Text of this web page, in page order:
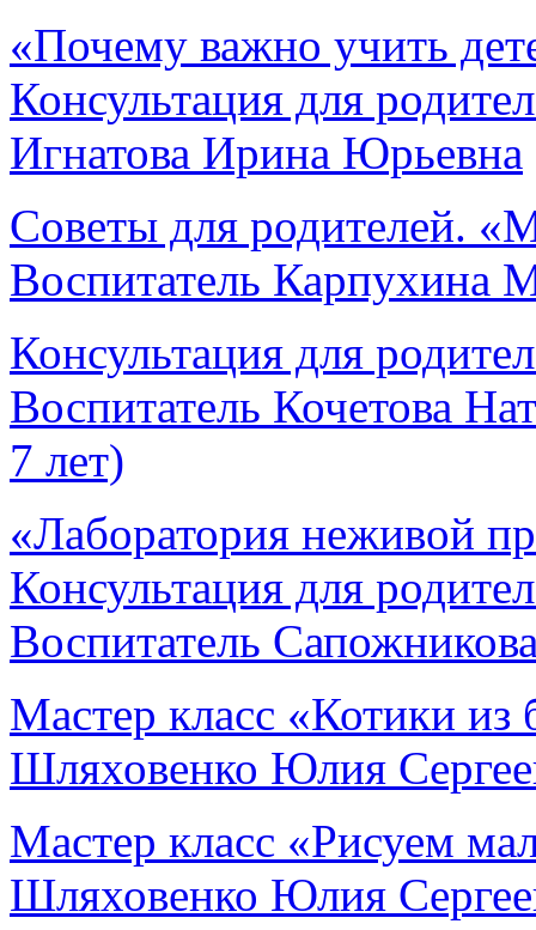
«Почему важно учить
Консультация для
Игнатова Ирина Юрьевна
Советы для родителей.
Воспитатель Карпухина
Консультация для
Воспитатель Кочетова
7 лет)
«Лаборатория неживой
Консультация для
Воспитатель
Мастер класс «Котики из
Шляховенко Юлия
Мастер класс «Рисуем
Шляховенко Юлия